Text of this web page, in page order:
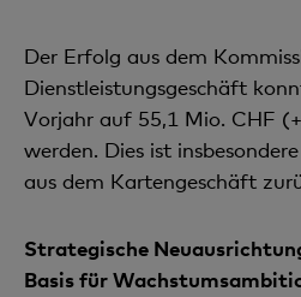
Der Erfolg aus dem
Dienstleistungsgeschäft
Vorjahr auf 55,1 Mio. CHF
werden. Dies ist
aus dem Kartengeschäft
Strategische
Basis für